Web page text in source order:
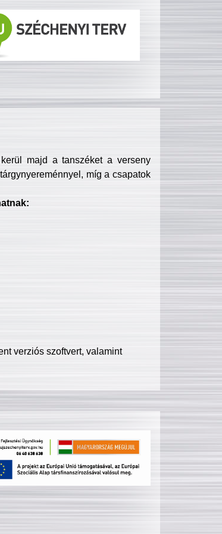
majd a tanszéket a verseny
míg a csapatok
verziós szoftvert, valamint